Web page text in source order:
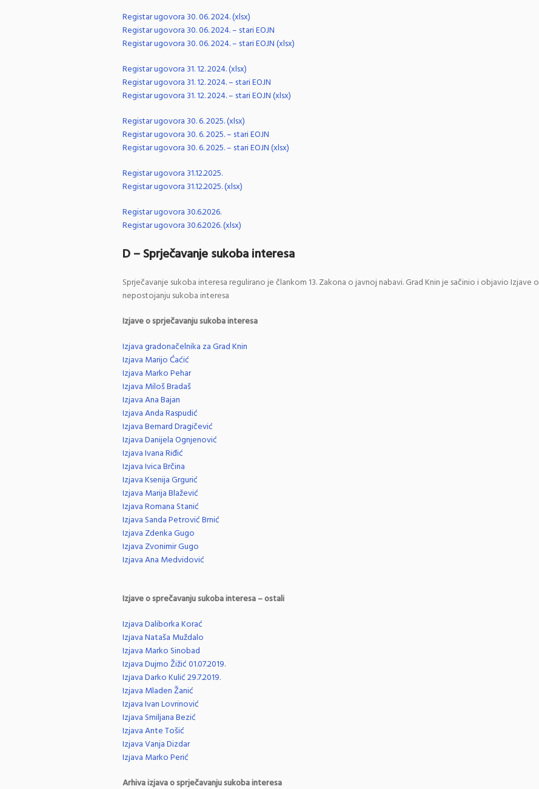
Registar ugovora 30. 06. 2024. (xlsx)
Registar ugovora 30. 06. 2024. – stari EOJN
Registar ugovora 30. 06. 2024. – stari EOJN (xlsx)
Registar ugovora 31. 12. 2024. (xlsx)
Registar ugovora 31. 12. 2024. – stari EOJN
Registar ugovora 31. 12. 2024. – stari EOJN (xlsx)
Registar ugovora 30. 6. 2025. (xlsx)
Registar ugovora 30. 6. 2025. – stari EOJN
Registar ugovora 30. 6. 2025. – stari EOJN (xlsx)
Registar ugovora 31.12.2025.
Registar ugovora 31.12.2025. (xlsx)
Registar ugovora 30.6.2026.
Registar ugovora 30.6.2026. (xlsx)
D – Sprječavanje sukoba interesa
Sprječavanje sukoba interesa regulirano je člankom 13. Zakona o javnoj nabavi. Grad Knin je sačinio i objavio Izjave o
nepostojanju sukoba interesa
Izjave o sprječavanju sukoba interesa
Izjava gradonačelnika za Grad Knin
Izjava Marijo Ćaćić
Izjava Marko Pehar
Izjava Miloš Bradaš
Izjava Ana Bajan
Izjava Anda Raspudić
Izjava Bernard Dragičević
Izjava Danijela Ognjenović
Izjava Ivana Riđić
Izjava Ivica Brčina
Izjava Ksenija Grgurić
Izjava Marija Blažević
Izjava Romana Stanić
Izjava Sanda Petrović Brnić
Izjava Zdenka Gugo
Izjava Zvonimir Gugo
Izjava Ana Medvidović
Izjave o sprečavanju sukoba interesa – ostali
Izjava Daliborka Korać
Izjava Nataša Muždalo
Izjava Marko Sinobad
Izjava Dujmo Žižić 01.07.2019.
Izjava Darko Kulić 29.7.2019.
Izjava Mladen Žanić
Izjava Ivan Lovrinović
Izjava Smiljana Bezić
Izjava Ante Tošić
Izjava Vanja Dizdar
Izjava Marko Perić
Arhiva izjava o sprječavanju sukoba interesa